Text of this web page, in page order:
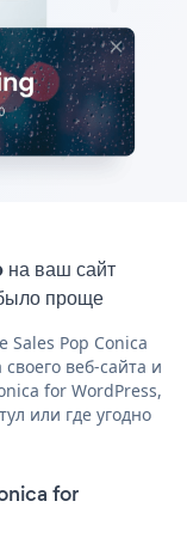
ваш сайт
проще
Sales Pop Conica
веб-сайта и
for WordPress,
или где угодно
for